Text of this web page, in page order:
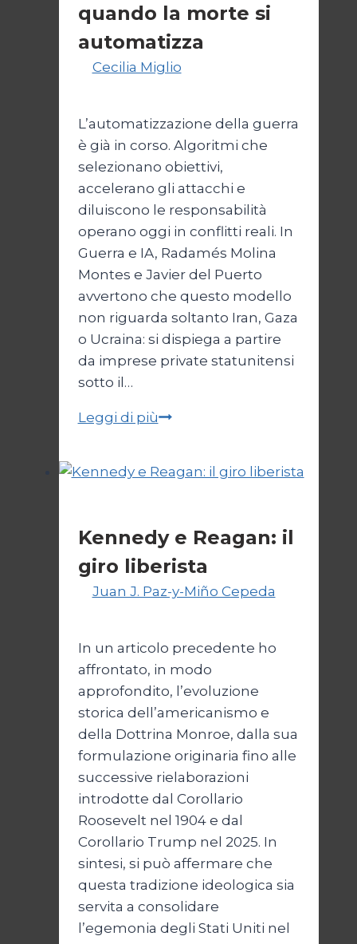
quando la morte si
automatizza
Cecilia Miglio
L’automatizzazione della guerra
è già in corso. Algoritmi che
selezionano obiettivi,
accelerano gli attacchi e
diluiscono le responsabilità
operano oggi in conflitti reali. In
Guerra e IA, Radamés Molina
Montes e Javier del Puerto
avvertono che questo modello
non riguarda soltanto Iran, Gaza
o Ucraina: si dispiega a partire
da imprese private statunitensi
sotto il…
Leggi di piùIA,
potere:
morte
si
automatizza
Kennedy e Reagan: il
giro liberista
Juan J. Paz-y-Miño Cepeda
In un articolo precedente ho
affrontato, in modo
approfondito, l’evoluzione
storica dell’americanismo e
della Dottrina Monroe, dalla sua
formulazione originaria fino alle
successive rielaborazioni
introdotte dal Corollario
Roosevelt nel 1904 e dal
Corollario Trump nel 2025. In
sintesi, si può affermare che
questa tradizione ideologica sia
servita a consolidare
l’egemonia degli Stati Uniti nel